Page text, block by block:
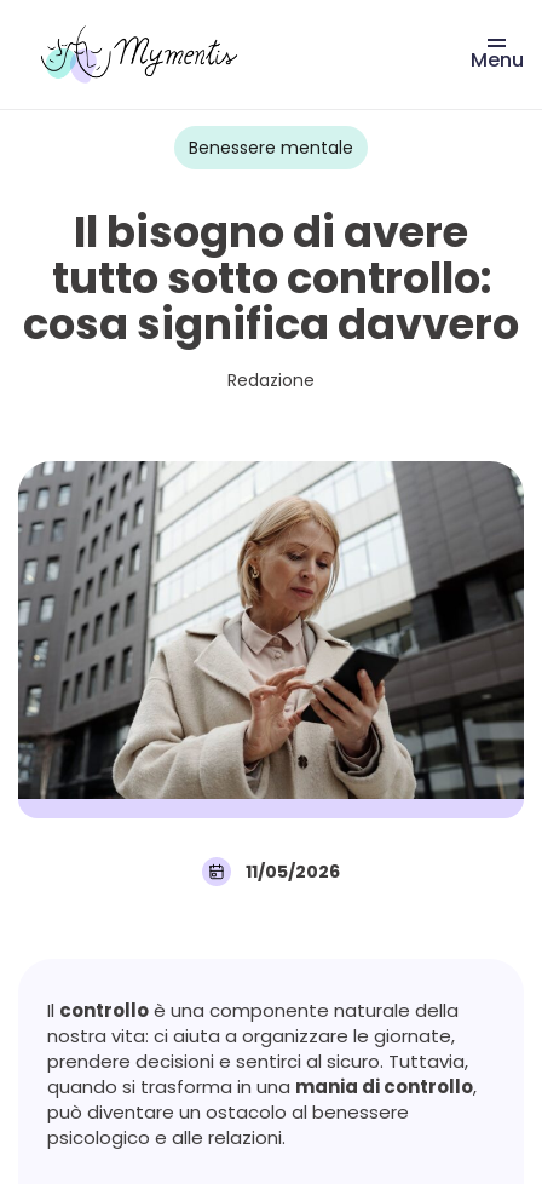
Vai
Menu
Benessere mentale
Il bisogno di avere
tutto sotto controllo:
cosa significa davvero
Redazione
11/05/2026
Il controlloè una componente naturale della
nostra vita: ci aiuta a organizzare le giornate,
prendere decisioni e sentirci al sicuro. Tuttavia,
quando si trasforma in una mania di controllo,
può diventare un ostacolo al benessere
psicologico e alle relazioni.